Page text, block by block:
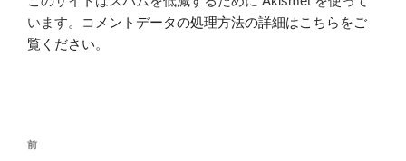
います。
コメントデータの処理方法の詳細はこちらをご
覧ください。
投
前
前